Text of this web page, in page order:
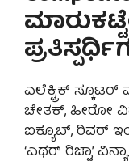
ಎಲೆಕ್ಟ್ರಿಕ್ ಸ್ಕೂಟರ್
ಚೇತಕ್, ಹೀರೋ
ಐಕ್ಯೂಬ್, ರಿವರ್
‘ಎಥರ್ ರಿಜ್ಟಾ’